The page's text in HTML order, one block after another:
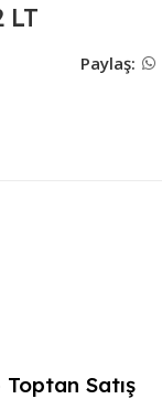
LT
Paylaş:
Satış